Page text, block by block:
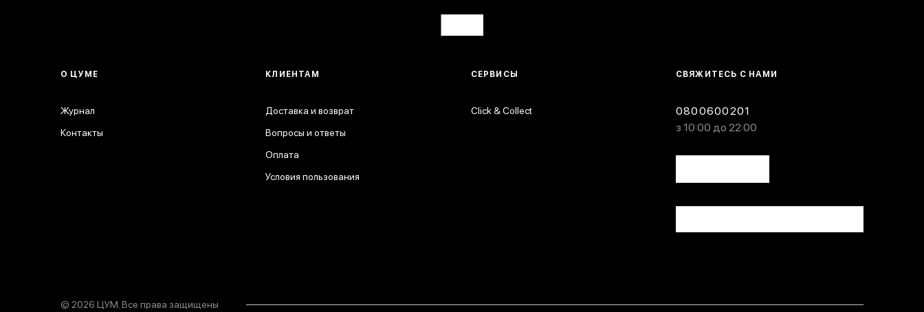
СВЯЖИТЕСЬ С НАМИ
0800600201
з 10:00 до 22:00
О ЦУМЕ
Журнал
Контакты
КЛИЕНТАМ
Доставка и возврат
Вопросы и ответы
Оплата
Условия пользования
СЕРВИСЫ
Click & Collect
© 2026 ЦУМ. Все права защищены